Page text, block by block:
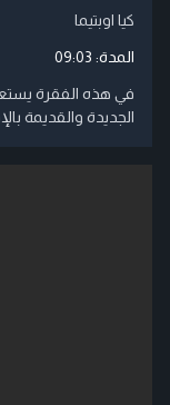
كيا اوبتيما
المدة: 09:03
في هذه الفقرة
الجديدة والقديمة